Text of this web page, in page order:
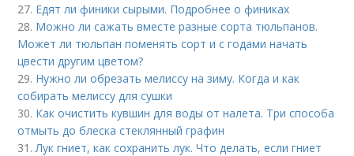
27. Едят ли финики сырыми. Подробнее о финиках
28. Можно ли сажать вместе разные сорта тюльпанов.
Может ли тюльпан поменять сорт и с годами начать
цвести другим цветом?
29. Нужно ли обрезать мелиссу на зиму. Когда и как
собирать мелиссу для сушки
30. Как очистить кувшин для воды от налета. Три способа
отмыть до блеска стеклянный графин
31.Лук гниет, как сохранить лук. Что делать, если гниет